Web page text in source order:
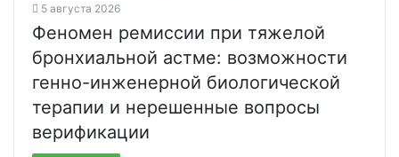
5 августа 2026
Феномен ремиссии при тяжелой
бронхиальной астме: возможности
генно-инженерной биологической
терапии и нерешенные вопросы
верификации